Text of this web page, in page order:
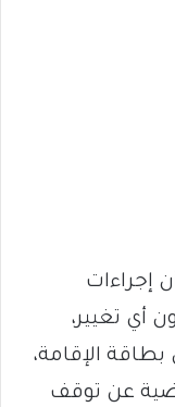
إجراءات
أي تغيير،
الإقامة،
عن توقف